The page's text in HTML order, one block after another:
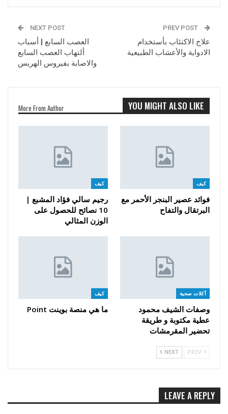
علاج الاكتئاب بأستخدام
الادواية والأعشاب الطبيعية
NEXT POST
العصب السابع | أسباب
ألتهاب العصب السابع
والاصابة بفيروس الهربس
YOU MIGHT ALSO LIKE
More From Author
كيف
فوائد عصير البنجر الأحمر مع
البرتقال والتفاح
كيف
رجيم سالي فؤاد المشبع |
10 نصائح للحصول على
الوزن المثالي
أكلات صحية
وصفات الشيف محمود
عطية مكتوبة و طريقة
تحضير المقرمشات
كيف
ما هي منصة بوينت Point
NEXT
LEAVE A REPLY